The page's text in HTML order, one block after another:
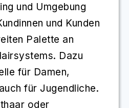
und Umgebung
und Kunden
Palette an
. Dazu
für Damen,
für Jugendliche.
oder